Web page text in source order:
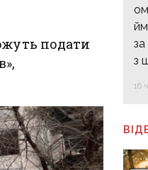
подати
з
16